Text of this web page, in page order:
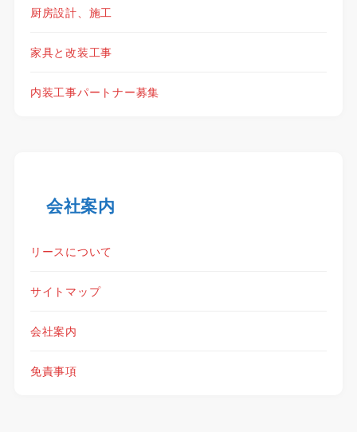
厨房設計、施工
家具と改装工事
内装工事パートナー募集
会社案内
リースについて
サイトマップ
会社案内
免責事項